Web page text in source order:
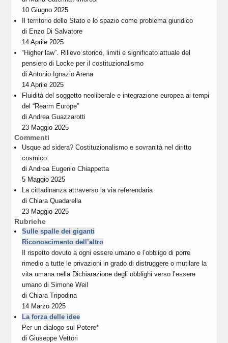
10 Giugno 2025
Il territorio dello Stato e lo spazio come problema giuridico
di Enzo Di Salvatore
14 Aprile 2025
“Higher law”. Rilievo storico, limiti e significato attuale del
pensiero di Locke per il costituzionalismo
diAntonio Ignazio Arena
14 Aprile 2025
Fluidità del soggetto neoliberale e integrazione europea ai tempi
del “Rearm Europe”
diAndrea Guazzarotti
23 Maggio 2025
Commenti
Usque ad sidera? Costituzionalismo e sovranità nel diritto
cosmico
diAndrea Eugenio Chiappetta
5 Maggio 2025
La cittadinanza attraverso la via referendaria
diChiara Quadarella
23 Maggio 2025
Rubriche
Sulle spalle dei giganti
Riconoscimento dell’altro
Il rispetto dovuto a ogni essere umano e l’obbligo di porre
rimedio a tutte le privazioni in grado di distruggere o mutilare la
vita umana nella Dichiarazione degli obblighi verso l’essere
umano di Simone Weil
diChiara Tripodina
14 Marzo 2025
La forza delle idee
Per un dialogo sul Potere*
diGiuseppe Vettori